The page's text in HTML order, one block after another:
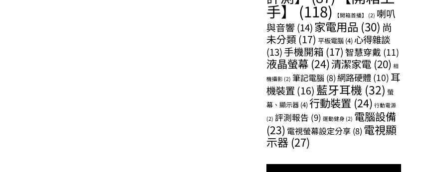
手】(118) 【開箱首播】 (2) 喇叭
與音響 (14)家電用品 (30) 尚
未分類 (17) 平板電腦 (4) 心得雜談
(13)手機開箱 (17) 智慧穿戴 (11)
液晶螢幕 (24)清潔家電 (20) 相
機攝影 (2) 筆記電腦 (8)網路硬體 (10) 耳
機裝置 (16) 藍牙耳機 (32) 螢
幕、顯示器 (4)行動裝置 (24) 行動電源
(2) 評測報告 (9) 運動健身 (2) 電腦設備
(23) 電視螢幕設定分享 (8) 電視顯
示器 (27)